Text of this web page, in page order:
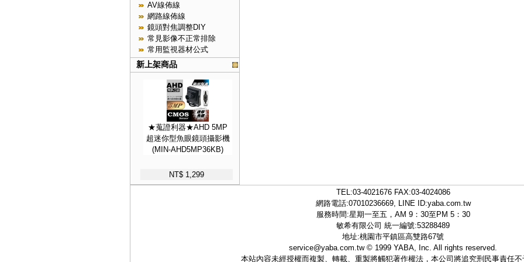
AV線佈線
網路線佈線
鏡頭對焦調整DIY
常見影像不正常排除
常用監視器材公式
新上架商品
★蒐證利器★AHD 5MP
超迷你型魚眼鏡頭攝影機
(MIN-AHD5MP36KB)
NT$ 1,299
TEL:03-4021676FAX:03-4024086
網路電話:07010236669, LINE ID:yaba.com.tw
服務時間:星期一至五，AM 9：30至PM 5：30
敏希有限公司 統一編號:53288489
地址:桃園市平鎮區高雙路67號
service@yaba.com.tw© 1999 YABA, Inc. All rights reserved.
本站內容未經授權而複製、轉載、重製將觸犯著作權法，本公司將追究刑民事責任不